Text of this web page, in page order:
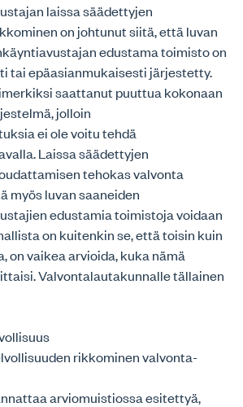
laissa säädettyjen
on johtunut siitä, että luvan
edustama toimisto on
tai epäasianmukaisesti järjestetty.
saattanut puuttua kokonaan
jolloin
ei ole voitu tehdä
Laissa säädettyjen
tehokas valvonta
myös luvan saaneiden
edustamia toimistoja voidaan
on kuitenkin se, että toisin kuin
on vaikea arvioida, kuka nämä
Valvontalautakunnalle tällainen
rikkominen valvonta-
arviomuistiossa esitettyä,